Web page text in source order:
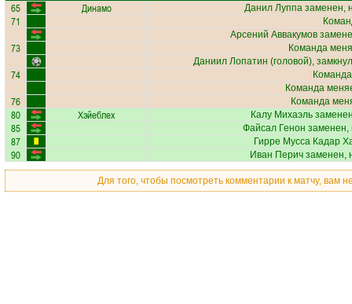
65 Динамо Данил Луппа заменен,
71
Арсений Аввакумов
73
Команда
Даниил Лопатин (головой),
74
Команда
76 Команда
80 Хэйеблех Калу Михаэль
85 Файсал Генон заменен,
87 Гирре Мусса Кадар
90 Иван Перичзаменен,
Для того, чтобы посмотреть комментарии к матчу, вам